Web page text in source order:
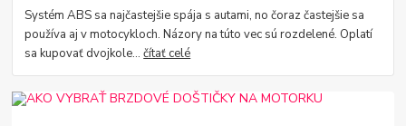
Systém ABS sa najčastejšie spája s autami, no čoraz častejšie sa
používa aj v motocykloch. Názory na túto vec sú rozdelené. Oplatí
sa kupovať dvojkole...čítať celé